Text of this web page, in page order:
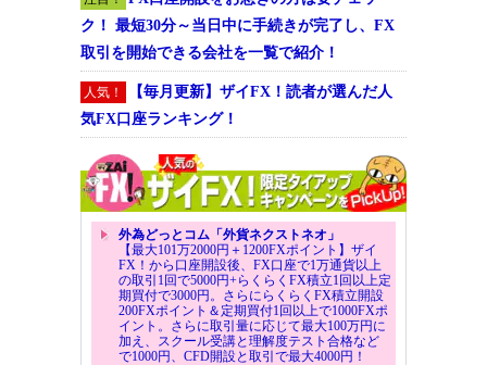
ク！ 最短30分～当日中に手続きが完了し、FX
取引を開始できる会社を一覧で紹介！
人気！
【毎月更新】ザイFX！読者が選んだ人
気FX口座ランキング！
外為どっとコム「外貨ネクストネオ」
【最大101万2000円＋1200FXポイント】ザイ
FX！から口座開設後、FX口座で1万通貨以上
の取引1回で5000円+らくらくFX積立1回以上定
期買付で3000円。さらにらくらくFX積立開設
200FXポイント＆定期買付1回以上で1000FXポ
イント。さらに取引量に応じて最大100万円に
加え、スクール受講と理解度テスト合格など
で1000円、CFD開設と取引で最大4000円！